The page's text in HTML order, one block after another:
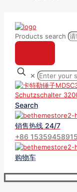
Products search
✕
Search
销售热线 24/7
+86 15359458915
购物车